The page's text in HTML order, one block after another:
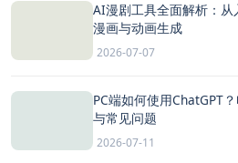
AI漫剧工具全面解析：
漫画与动画生成
2026-07-07
PC端如何使用ChatGPT
与常见问题
2026-07-11